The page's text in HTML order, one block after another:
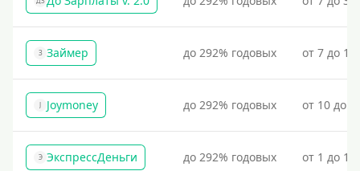
З Займер до 292% годовых от 7 до
J Joymoney до 292% годовых от 10 до
Э ЭкспрессДеньги до 292% годовых от 1 до